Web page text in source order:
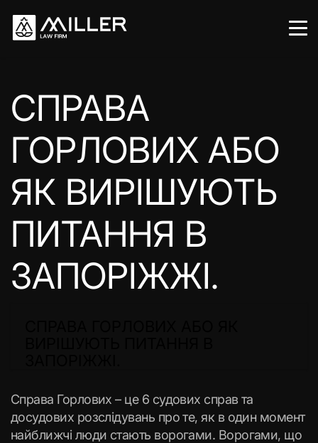
СПРАВА
ГОРЛОВИХ АБО
ЯК ВИРІШУЮТЬ
ПИТАННЯ В
ЗАПОРІЖЖІ.
Справа Горлових – це 6 судових справ та
досудових розслідувань про те, як в один момент
найближчі люди стають ворогами. Ворогами, що